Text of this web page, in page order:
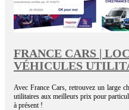
FRANCE CARS |
VÉHICULES
Avec France Cars, retrouvez un large
utilitaires aux meilleurs prix pour
à présent !